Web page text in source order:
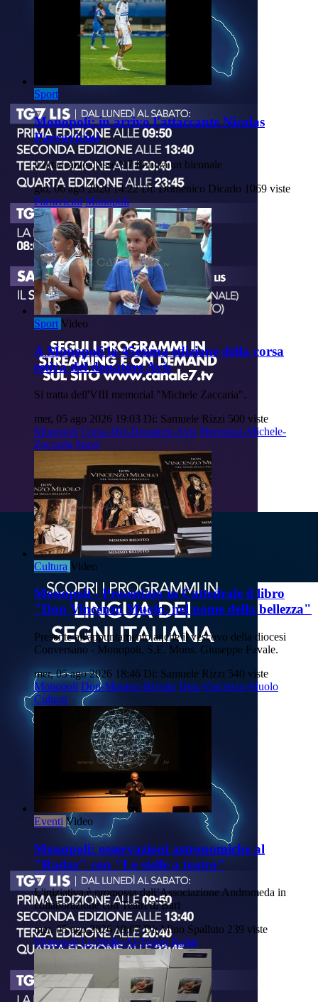
Sport
Monopoli: in arrivo l'attaccante Nicolas
Parravicini
L'attaccante classe '97 firmerà un biennale
gio, 06 ago 2026 14:22 Di: Domenico Dicarlo 1069 viste
Parravicini Monopoli
Sport Video
A Monopoli la 45esima edizione della corsa
estiva del donatore Avis
Si tratta dell'VIII memorial "Michele Zaccaria".
mer, 05 ago 2026 19:03 Di: Samuele Rizzi 500 viste
Monopoli Corsa-Del-Donatore-Avis Memorial-Michele-
Zaccaria Sport
Cultura Video
Monopoli - Presentato in Cattedrale il libro
"Don Vincenzo Muolo, nel nome della bellezza"
Presente all'appuntamento anche il vescovo della diocesi
Conversano - Monopoli, S.E. Mons. Giuseppe Favale.
mer, 05 ago 2026 18:46 Di: Samuele Rizzi 540 viste
Monopoli Don-Mimmo-Belvito Don-Vincenzo-Muolo
Cultura
Eventi Video
Monopoli: osservazioni astronomiche al
"Radar" con "Le stelle a teatro"
L'iniziativa è promossa dall’Associazione Andromeda in
collaborazione con Teatri di Bari
mer, 05 ago 2026 18:07 Di: Mino Spalluto 239 viste
Monopoli Le-Stelle-Al-Teatro Radar